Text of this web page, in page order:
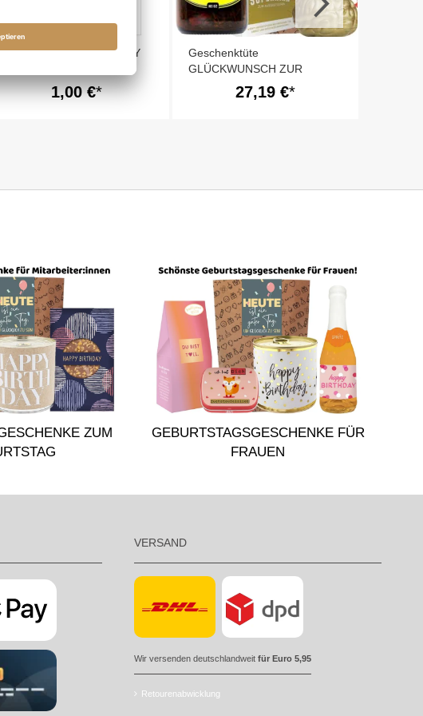
Minicard HAPPY BIRTHDAY
1,00 €
Geschenktüte
GLÜCKWUNSCH ZUR
GESCHÄFTSERÖFFNUNG #
27,19 €
ZUM
GEBURTSTAGSGESCHENKE FÜR
FRAUEN
VERSAND
Wir versenden deutschlandweit für Euro 5,95
Retourenabwicklung